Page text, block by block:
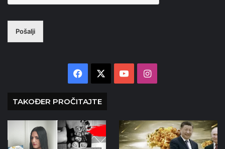
Pošalji
Facebook YouTubeInstagram
TAKOĐER PROČITAJTE